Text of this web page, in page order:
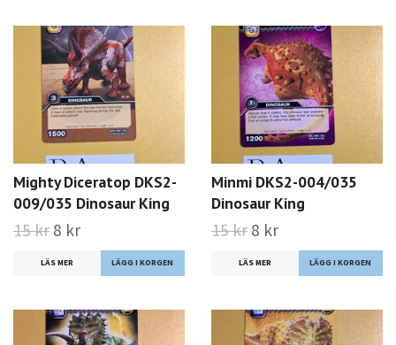
Mighty Diceratop DKS2-
009/035 Dinosaur King
15 kr 8 kr
LÄS MER
Minmi DKS2-004/035
Dinosaur King
15 kr 8 kr
LÄS MER